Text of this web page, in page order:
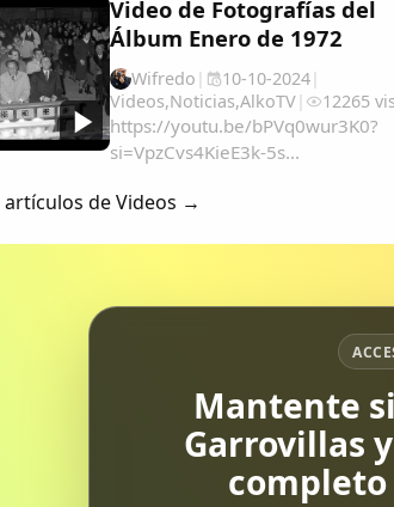
Video de Fotografías del
Álbum Enero de 1972
Wifredo | 10-10-2024|
Videos,Noticias,AlkoTV| 12265
https://youtu.be/bPVq0wur3K0?
si=VpzCvs4KieE3k-5s...
de Videos →
Mantente
Garrovillas